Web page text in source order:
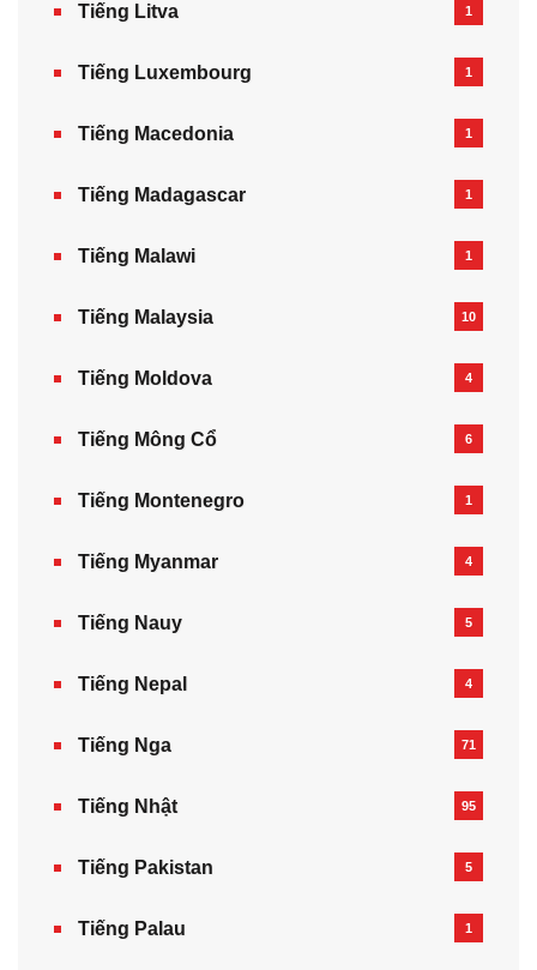
Tiếng Litva 1
Tiếng Luxembourg 1
Tiếng Macedonia 1
Tiếng Madagascar 1
Tiếng Malawi 1
Tiếng Malaysia 10
Tiếng Moldova 4
Tiếng Mông Cổ 6
Tiếng Montenegro 1
Tiếng Myanmar 4
Tiếng Nauy 5
Tiếng Nepal‎ 4
Tiếng Nga 71
Tiếng Nhật 95
Tiếng Pakistan 5
Tiếng Palau 1